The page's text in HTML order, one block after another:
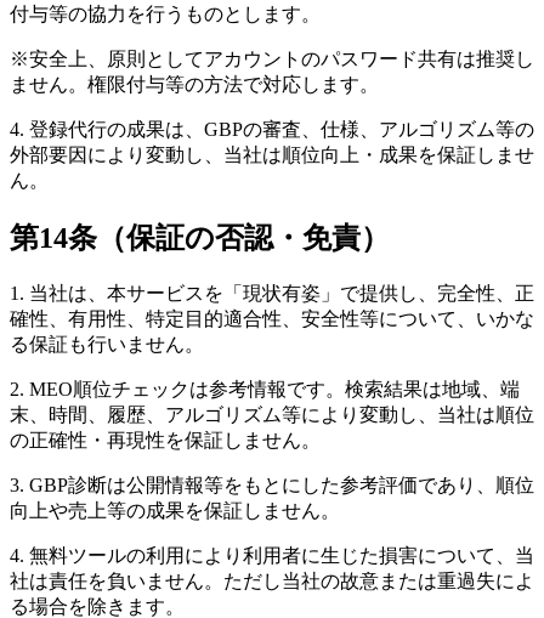
付与等の協力を行うものとします。
※安全上、原則としてアカウントのパスワード共有は推奨し
ません。権限付与等の方法で対応します。
4. 登録代行の成果は、GBPの審査、仕様、アルゴリズム等の
外部要因により変動し、当社は順位向上・成果を保証しませ
ん。
第14条（保証の否認・免責）
1. 当社は、本サービスを「現状有姿」で提供し、完全性、正
確性、有用性、特定目的適合性、安全性等について、いかな
る保証も行いません。
2. MEO順位チェックは参考情報です。検索結果は地域、端
末、時間、履歴、アルゴリズム等により変動し、当社は順位
の正確性・再現性を保証しません。
3. GBP診断は公開情報等をもとにした参考評価であり、順位
向上や売上等の成果を保証しません。
4. 無料ツールの利用により利用者に生じた損害について、当
社は責任を負いません。ただし当社の故意または重過失によ
る場合を除きます。